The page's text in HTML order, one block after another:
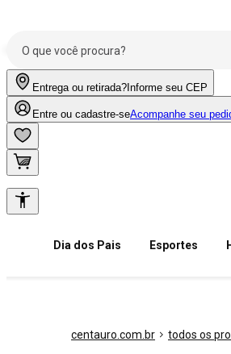
Entrega ou retirada? Informe seu CEP
Entre ou cadastre-seAcompanhe seu
Dia dos Pais Esportes
centauro.com.br todos os